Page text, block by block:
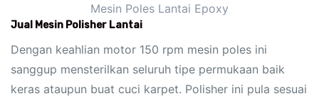
Mesin Poles Lantai Epoxy
Jual Mesin Polisher Lantai
Dengan keahlian motor 150 rpm mesin poles ini
sanggup mensterilkan seluruh tipe permukaan baik
keras ataupun buat cuci karpet. Polisher ini pula sesuai